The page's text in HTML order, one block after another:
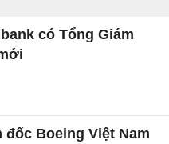
có Tổng Giám
đốc Boeing Việt Nam